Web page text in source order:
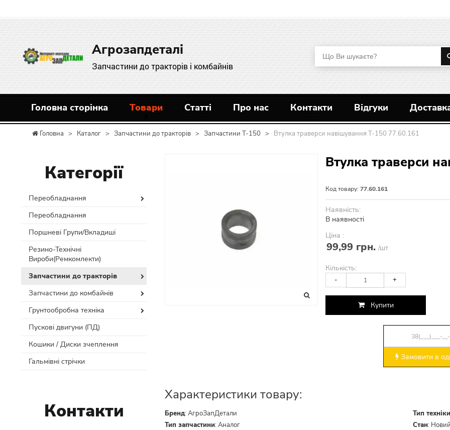
Агрозапдеталі
Запчастини до тракторів і комбайнів
Головна сторінка Товари Статті Про нас Контакти Відгуки
Головна > Каталог > Запчастини до тракторів > Запчастини Т-150 > Втулка траверси навішування Т-150 77.60.161
Втулка траверси
Код товару: 77.60.161
Наявність:
В наявності
Ціна :
99,99 грн. /шт
Кількість:
- +
Купити
Замовити в
Характеристики товару:
Бренд:АгроЗапДетали
Тип техніки
Тип запчастини:Аналог Стан:
Категорії
Переобладнання
Переобладнання
Поршневі Групи/Вкладиші
Резино-Технічні
Вироби(Ремкомлекти)
Запчастини до тракторів
Запчастини до комбайнів
Грунтообробна техніка
Пускові двигуни (ПД)
Кошики / Диски зчеплення
Гальмівні стрічки
Контакти